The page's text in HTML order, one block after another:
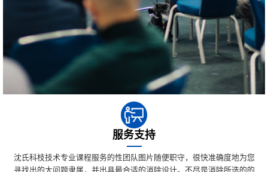
服务支持
沈氏科枝技术专业课程服务的性团队图片随便职守，很快准确度地为您
寻找出的大问题隶属，并出具最合适的消除设计。不尽是消除所选的的